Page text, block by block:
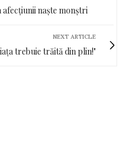
naște monștri
NEXT ARTICLE
trebuie trăită din plin!"